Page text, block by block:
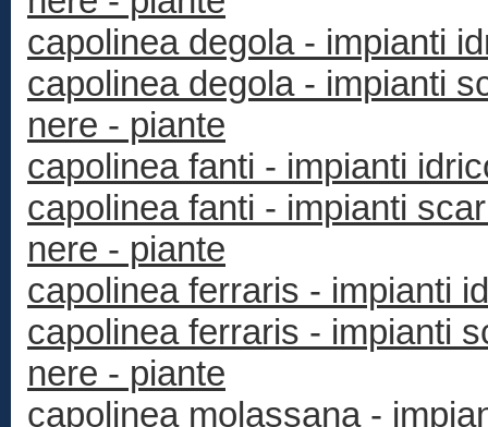
capolinea degola - impianti
capolinea degola - impianti
nere - piante
capolinea fanti - impianti
capolinea fanti - impianti
nere - piante
capolinea ferraris - impianti
capolinea ferraris - impianti
nere - piante
capolinea molassana -